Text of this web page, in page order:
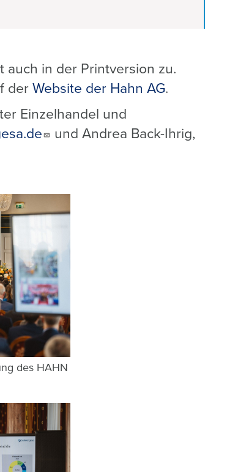
auch in der Printversion zu.
derWebsite der Hahn AG.
Einzelhandel und
und Andrea Back-Ihrig,
des HAHN